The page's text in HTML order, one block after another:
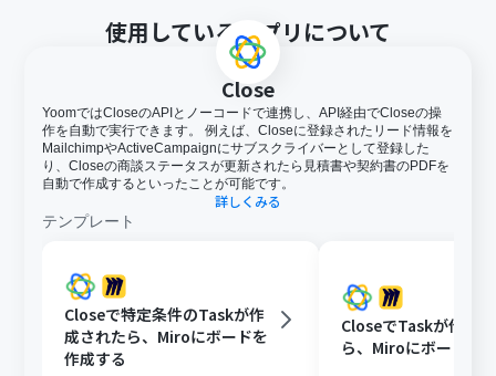
使用しているアプリについて
Close
YoomではCloseのAPIとノーコードで連携し、API経由でCloseの操
作を自動で実行できます。 例えば、Closeに登録されたリード情報を
MailchimpやActiveCampaignにサブスクライバーとして登録した
り、Closeの商談ステータスが更新されたら見積書や契約書のPDFを
自動で作成するといったことが可能です。
詳しくみる
テンプレート
Closeで特定条件のTaskが作
成されたら、Miroにボードを
作成する
CloseでTaskが作成
ら、Miroにボードを